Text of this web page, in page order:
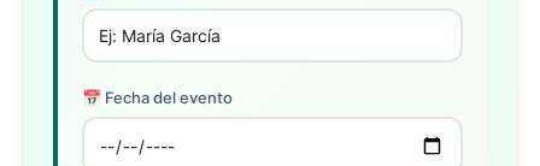
📅 Fecha del evento